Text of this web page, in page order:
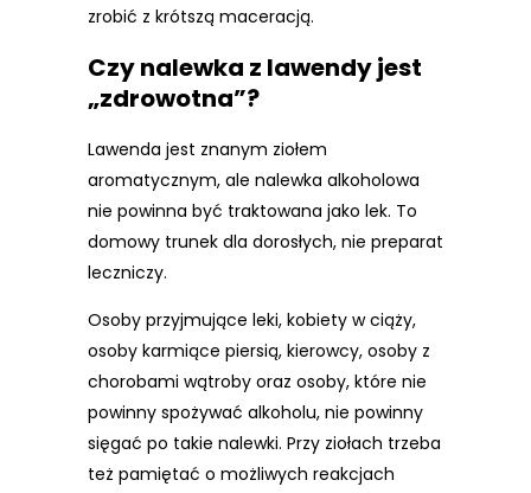
zrobić z krótszą maceracją.
Czy nalewka z lawendy jest
„zdrowotna”?
Lawenda jest znanym ziołem
aromatycznym, ale nalewka alkoholowa
nie powinna być traktowana jako lek. To
domowy trunek dla dorosłych, nie preparat
leczniczy.
Osoby przyjmujące leki, kobiety w ciąży,
osoby karmiące piersią, kierowcy, osoby z
chorobami wątroby oraz osoby, które nie
powinny spożywać alkoholu, nie powinny
sięgać po takie nalewki. Przy ziołach trzeba
też pamiętać o możliwych reakcjach